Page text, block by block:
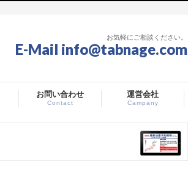
お気軽にご相談ください。
E-Mail info@tabnage.com
お問い合わせ
Contact
運営会社
Campany